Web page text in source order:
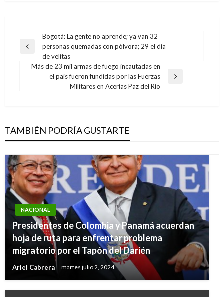
Navegación
de
entradas
Entrada
Bogotá: La gente no aprende; ya van 32
personas quemadas con pólvora; 29 el día
de velitas
Entrada
Más de 23 mil armas de fuego incautadas en
el país fueron fundidas por las Fuerzas
Militares en Acerías Paz del Río
TAMBIÉN PODRÍA GUSTARTE
NACIONAL
Presidentes de Colombia y Panamá acuerdan
hoja de ruta para enfrentar problema
migratorio por el Tapón del Darién
Ariel Cabrera martes julio 2, 2024